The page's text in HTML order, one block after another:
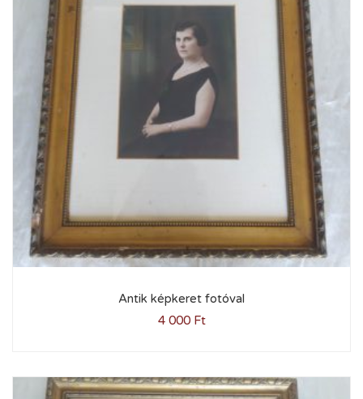
Antik képkeret fotóval
4 000 Ft